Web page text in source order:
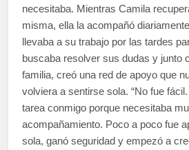
necesitaba. Mientras Camila
misma, ella la acompañó
llevaba a su trabajo por las tardes
buscaba resolver sus dudas y junto
familia, creó una red de apoyo que
volviera a sentirse sola. “No fue
tarea conmigo porque necesitaba
acompañamiento. Poco a poco fue
sola, ganó seguridad y empezó a